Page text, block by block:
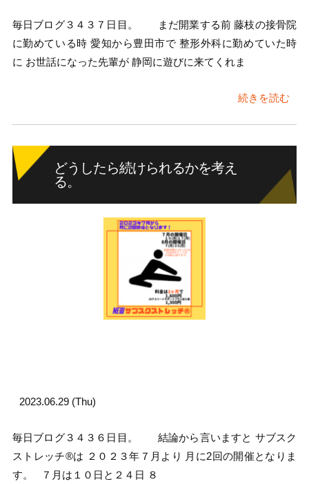
毎日ブログ３４３７日目。 まだ開業する前 藤枝の接骨院
に勤めている時 愛知から豊田市で 整形外科に勤めていた時
に お世話になった先輩が 静岡に遊びに来てくれま
続きを読む
どうしたら続けられるかを考え
る。
2023.06.29 (Thu)
毎日ブログ３４３６日目。 結論から言いますと サブスク
ストレッチ®︎は ２０２３年７月より 月に2回の開催となりま
す。 ７月は１０日と２４日 ８